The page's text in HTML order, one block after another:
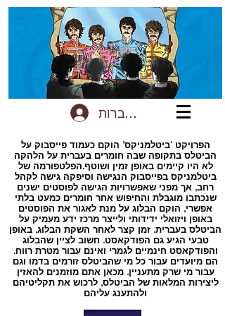
להתחברות
הפרויקט ‘ביטלמניקס’ הוקם כעמוד פייסבוק על
הביטלס בתקופה שבה חומרים בעברית על הלהקה
לא היו קיימים באופן זמין ושוטף.הפלטפורמה של
ביטלמניקס בפייסבוק הנגישה וסיפקה גישה לקהל
רחב, אך מפני שאפשרויות הגישה לפוסטים ישנים
שנכתבו מוגבלת והחיפוש אחר חומרים כמעט בלתי
אפשרי, הוקם הבלוג על מנת לאגור את הפוסטים
באופן ויזואלי ידידותי ולייצר מרכז ידע מעמיק על
הביטלס בעברית. זמן קצר לאחר השקת הבלוג, באופן
טבעי הגיע גם הפודקאסט. חשוב לציין שהבלוג
והפודקאסט חינמיים לגמרי ואינם עבור מטרת רווח.
הם מיועדים עבור כל מי שהביטלס זורמים בדמו וגם
עבור מי שרק מתעניין. מכאן אתם מוזמנים להאזין
ליצירות המלאות של הביטלס, לרכוש את תקליטיהם
ולהתענג עליהם